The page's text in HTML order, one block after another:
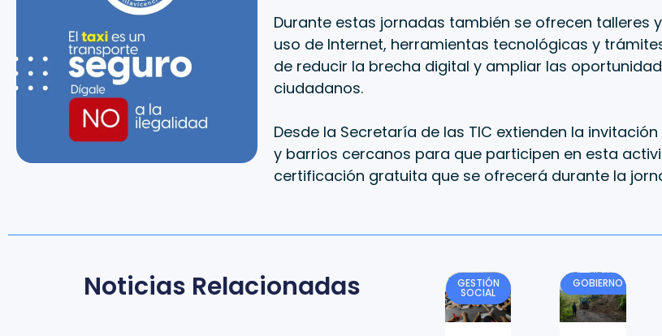
Durante estas jornadas también se ofrecen talleres
uso de Internet, herramientas tecnológicas y
de reducir la brecha digital y ampliar las
ciudadanos.
Desde la Secretaría de las TIC extienden la
y barrios cercanos para que participen en esta
certificación gratuita que se ofrecerá durante la
Noticias Relacionadas GESTIÓN
SOCIAL
GOBIERNO